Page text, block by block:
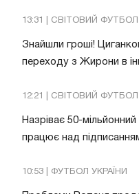
13:31 | СВІТОВИЙ ФУТБОЛ
Знайшли гроші!
переходу з Жирони в
12:21 | СВІТОВИЙ ФУТБОЛ
Назріває 50-
працює над підписанням
10:53 | ФУТБОЛ УКРАЇНИ